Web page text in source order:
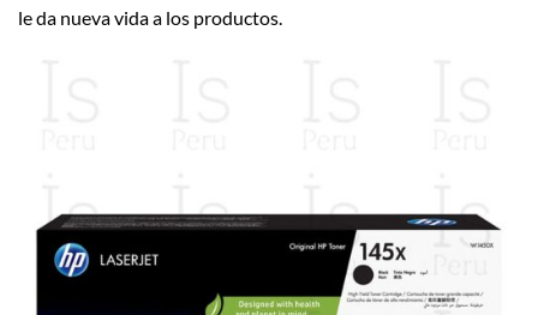
le da nueva vida a los productos.